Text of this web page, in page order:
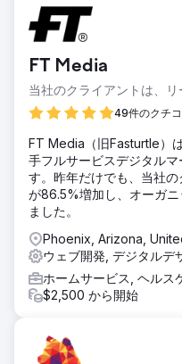
FT Media
当社のクライアントは、
49件のクチコ
FT Media（旧Fasturtle）
手フルサービスデジタル
す。昨年だけでも、当社
が86.5%増加し、オーガ
ました。
Phoenix, Arizona,
ウェブ開発, デジタルデ
ホームサービス, ヘルス
$2,500 から開始